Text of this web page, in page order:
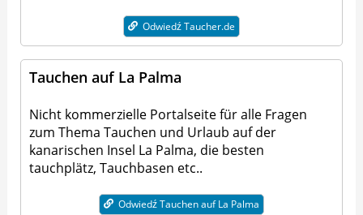
Odwiedź Taucher.de
Tauchen auf La Palma
Nicht kommerzielle Portalseite für alle Fragen
zum Thema Tauchen und Urlaub auf der
kanarischen Insel La Palma, die besten
tauchplätz, Tauchbasen etc..
Odwiedź Tauchen auf La Palma